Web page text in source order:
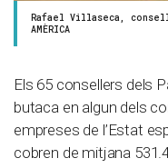
Rafael Villaseca,
AMÈRICA
Els 65 consellers dels
butaca en algun dels
empreses de l’Estat
cobren de mitjana